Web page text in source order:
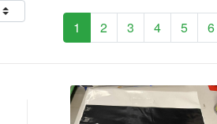
1
2 3 4 5 6